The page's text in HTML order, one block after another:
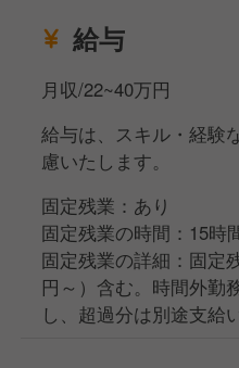
給与
月収/22~40万円
給与は、スキル・経験
慮いたします。
固定残業：あり
固定残業の時間：15時
固定残業の詳細：固定
円～）含む。時間外勤
し、超過分は別途支給